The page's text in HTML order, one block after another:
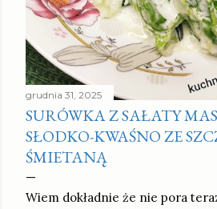
grudnia 31, 2025
SURÓWKA Z SAŁATY
SŁODKO-KWAŚNO ZE
ŚMIETANĄ
Wiem dokładnie że nie pora